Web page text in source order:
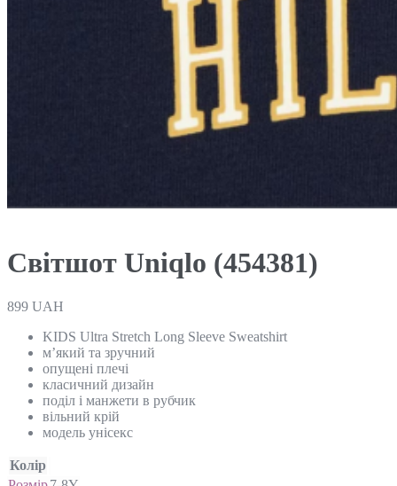
Світшот Uniqlo (454381)
899 UAH
KIDS Ultra Stretch Long Sleeve Sweatshirt
м’який та зручний
опущені плечі
класичний дизайн
поділ і манжети в рубчик
вільний крій
модель унісекс
Колір